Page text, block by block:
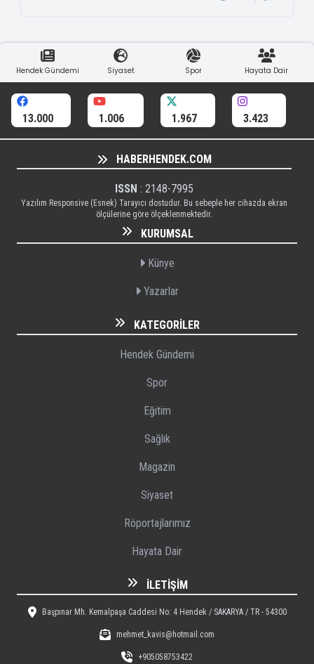
Hendek Gündemi Siyaset Spor Hayata Dair
13.000 1.006 1.967 3.423
HABERHENDEK.COM
ISSN : 2148-7995
Yazılım Responsive (Esnek) Tarayıcı dostudur. Bu sebeple her cihazda ekran
ölçülerine göre ölçeklenmektedir.
KURUMSAL
Künye
Yazarlar
KATEGORILER
Hendek Gündemi
Spor
Eğitim
Sağlık
Magazin
Siyaset
Röportajlarımız
Hayata Dair
İLETIŞIM
Başpınar Mh. Kemalpaşa Caddesi No: 4 Hendek / SAKARYA / TR - 54300
mehmet_kavis@hotmail.com
+905058753422